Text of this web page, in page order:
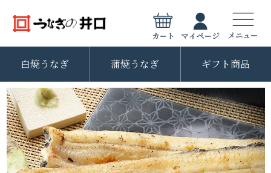
白焼うなぎ 蒲焼うなぎ ギフト商品